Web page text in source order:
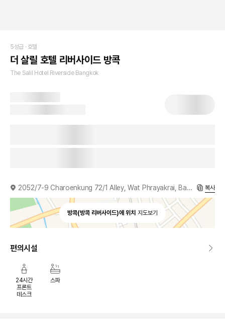
5성급 · 호텔
더 살릴 호텔 리버사이드 방콕
The Salil Hotel Riverside Bangkok
2052/7-9 Charoenkung 72/1 Alley, Wat Phrayakrai, Bangkholaem, Bangkok, 10120, TH 복사
방콕(방콕 리버사이드)에 위치 지도보기
편의시설
24시간
프론트
데스크
스파